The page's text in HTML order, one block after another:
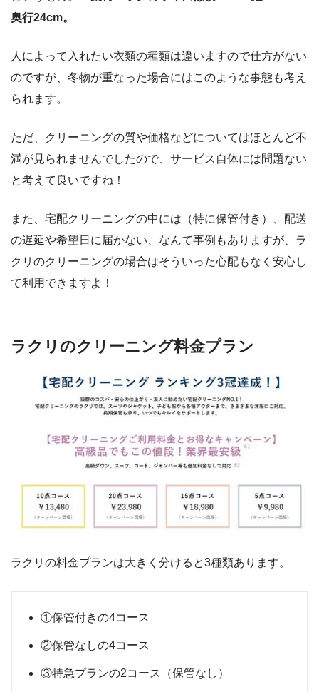
奥行24cm。
人によって入れたい衣類の種類は違いますので仕方がない
のですが、冬物が重なった場合にはこのような事態も考え
られます。
ただ、クリーニングの質や価格などについてはほとんど不
満が見られませんでしたので、サービス自体には問題ない
と考えて良いですね！
また、宅配クリーニングの中には（特に保管付き）、配送
の遅延や希望日に届かない、なんて事例もありますが、ラ
クリのクリーニングの場合はそういった心配もなく安心し
て利用できますよ！
ラクリのクリーニング料金プラン
ラクリの料金プランは大きく分けると3種類あります。
①保管付きの4コース
②保管なしの4コース
③特急プランの2コース（保管なし）